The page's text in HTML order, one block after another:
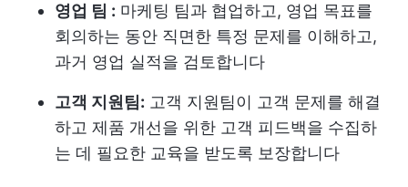
영업 팀 : 마케팅 팀과 협업하고, 영업 목표를
회의하는 동안 직면한 특정 문제를 이해하고,
과거 영업 실적을 검토합니다
고객 지원팀: 고객 지원팀이 고객 문제를 해결
하고 제품 개선을 위한 고객 피드백을 수집하
는 데 필요한 교육을 받도록 보장합니다